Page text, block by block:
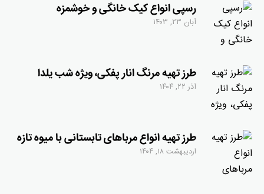
رسپی انواع کیک خانگی و خوشمزه
آبان ۲۳, ۱۴۰۳
طرز تهیه مرنگ انار پفکی، ویژه‌ شب یلدا
آذر ۲۲, ۱۴۰۴
طرز تهیه انواع مرباهای تابستانی با میوه‌ تازه
اردیبهشت ۱۸, ۱۴۰۴